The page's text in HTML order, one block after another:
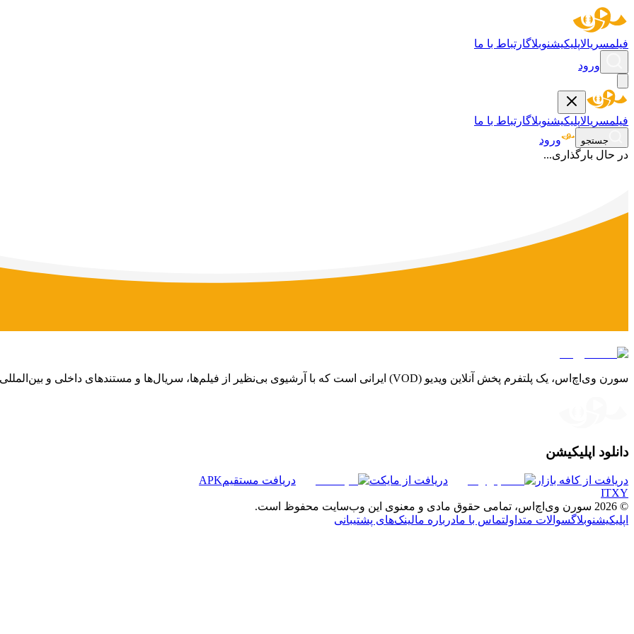
فیلمسریالاپلیکیشنوبلاگارتباط با ما
ورود
فیلمسریالاپلیکیشنوبلاگارتباط با ما
جستجو
ورود
در حال بارگذاری...
سورن وی‌اچ‌اس، یک پلتفرم پخش آنلاین ویدیو (VOD) ایرانی است که با آرشیوی بی‌نظیر از فیلم‌ها، سریال‌ها و مستندهای داخلی و بین‌المللی، تجربه‌ای لذت‌بخش و شخصی‌سازی‌شده را برای شما فراهم می‌کند.
دانلود اپلیکیشن
دریافت از کافه بازار دریافت از مایکت دریافت مستقیمAPK
ITXY
©
2026 سورن وی‌اچ‌اس، تمامی حقوق مادی و معنوی این وب‌سایت محفوظ است.
اپلیکیشنوبلاگسوالات متداولتماس با مادرباره مالینک‌های پشتیبانی